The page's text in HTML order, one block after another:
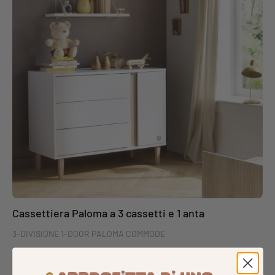
facili e sicuri da chiudere.
Un fasciatoio della stessa collezione può essere fissato alla parte
superiore della cassettiera (non incluso)
Cassettiera Paloma a 3 cassetti e 1 anta
3-DIVISIONE 1-DOOR PALOMA COMMODE
Immergetevi in un mondo dove stile e funzionalità si incontrano
per creare uno spazio da sogno per il vostro bambino. Disegnata